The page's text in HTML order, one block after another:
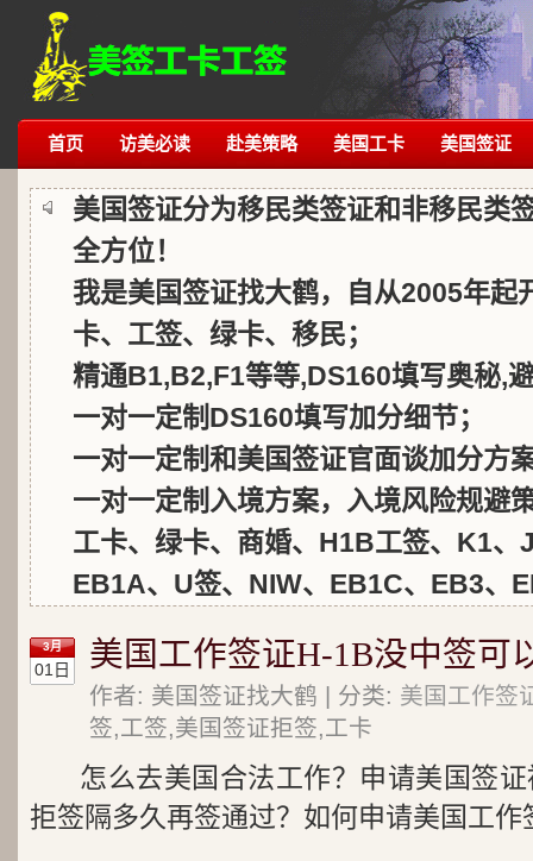
首页 访美必读 赴美策略 美国工卡 美国签证
美国签证分为移民类签证和非移民类
全方位！
我是美国签证找大鹤，自从2005年起
卡、工签、绿卡、移民；
精通B1,B2,F1等等,DS160填写奥秘,
一对一定制DS160填写加分细节；
一对一定制和美国签证官面谈加分方
一对一定制入境方案，入境风险规避
工卡、绿卡、商婚、H1B工签、K1、
EB1A、U签、NIW、EB1C、EB3、
3月
01日 美国工作签证H-1B没中签可
作者: 美国签证找大鹤 | 分类: 美国工作签
签,工签,美国签证拒签,工卡
怎么去美国合法工作？申请美国签
拒签隔多久再签通过？如何申请美国工